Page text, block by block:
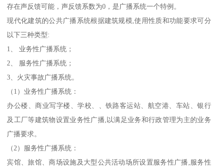
存在声反馈可能，声反馈系数为0，是广播系统一个特例。
现代化建筑的公共广播系统根据建筑规模,使用性质和功能要求可分
以下三种类型:
1、 业务性广播系统；
2、 服务性广播系统；
3、火灾事故广播系统。
（1）业务性广播系统：
办公楼、商业写字楼、学校、、铁路客运站、航空港、车站、银行
及工厂等建筑物设置业务性广播,以满足业务和行政管理为主的业务
广播要求。
（2）服务性广播系统：
宾馆、旅馆、商场设施及大型公共活动场所设置服务性广播,服务性